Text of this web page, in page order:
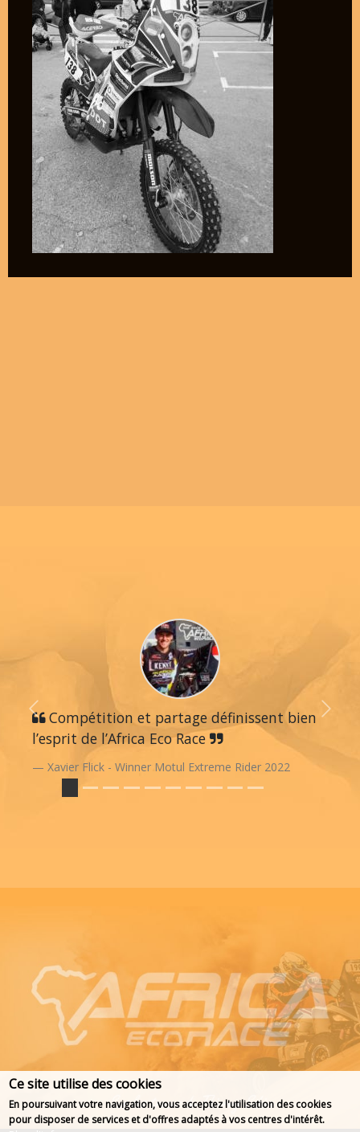
Compétition et partage définissent bien
l’esprit de l’Africa Eco Race
Xavier Flick - Winner Motul Extreme Rider 2022
Previous Next
Ce site utilise des cookies
En poursuivant votre navigation, vous acceptez l'utilisation des cookies
pour disposer de services et d'offres adaptés à vos centres d'intérêt.